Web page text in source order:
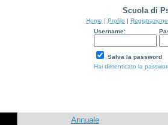
Scuola di
Home | Profilo | Registrazione
Username:
Salva la password
Hai dimenticato la
Annuale